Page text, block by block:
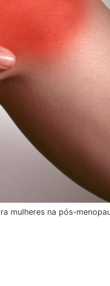
mulheres na pós-